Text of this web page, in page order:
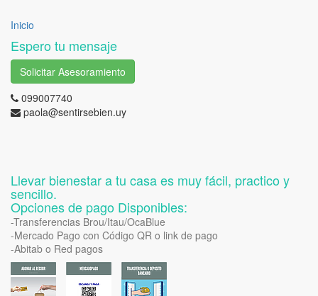
Inicio
Espero tu mensaje
Solicitar Asesoramiento
099007740
paola@sentirsebien.uy
Llevar bienestar a tu casa es muy fácil, practico y
sencillo.
Opciones de pago Disponibles:
-Transferencias Brou/Itau/OcaBlue
-Mercado Pago con Código QR o link de pago
-Abitab o Red pagos